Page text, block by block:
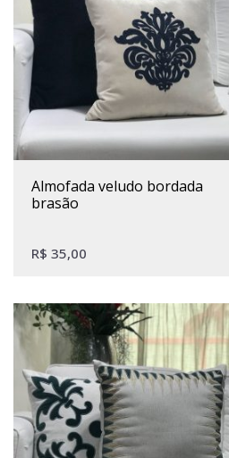
almofada veludo bordada
brasão
R$ 35,00